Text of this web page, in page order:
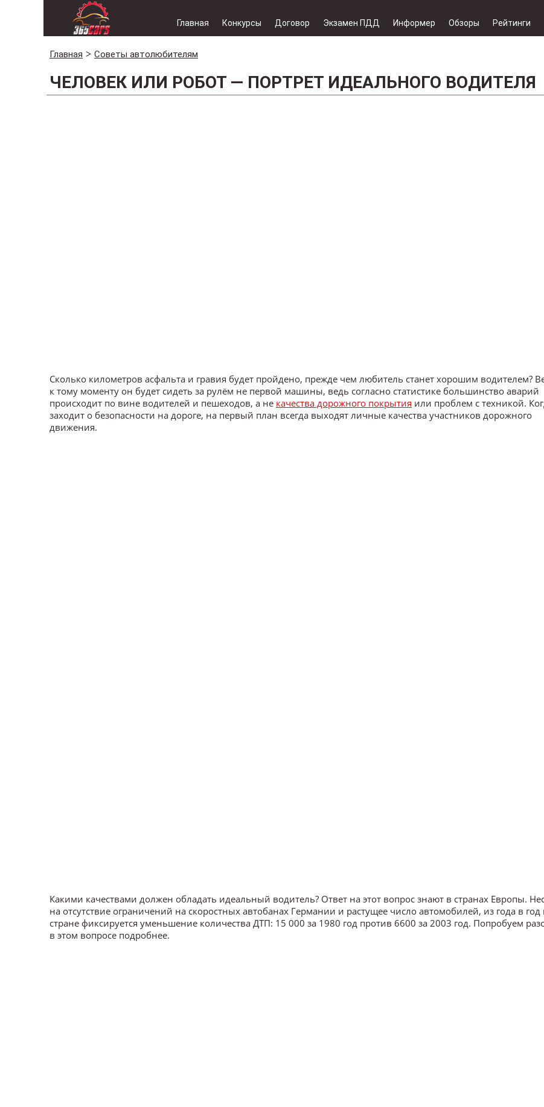
Главная Конкурсы Договор Экзамен ПДД Информер Обзоры Рейтинги
Главная Советы автолюбителям
ЧЕЛОВЕК ИЛИ РОБОТ — ПОРТРЕТ ИДЕАЛЬНОГО ВОДИТЕЛЯ
Сколько километров асфальта и гравия будет пройдено, прежде чем любитель станет хорошим водителем?
к тому моменту он будет сидеть за рулём не первой машины, ведь согласно статистике большинство аварий
происходит по вине водителей и пешеходов, а не качества дорожного покрытия или проблем с техникой.
заходит о безопасности на дороге, на первый план всегда выходят личные качества участников дорожного
движения.
Какими качествами должен обладать идеальный водитель? Ответ на этот вопрос знают в странах Европы.
на отсутствие ограничений на скоростных автобанах Германии и растущее число автомобилей, из года в год
стране фиксируется уменьшение количества ДТП: 15 000 за 1980 год против 6600 за 2003 год. Попробуем
в этом вопросе подробнее.